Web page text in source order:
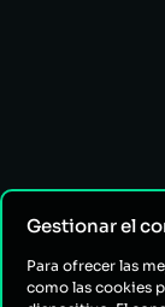
Gestionar el
Para ofrecer las
como las cookies